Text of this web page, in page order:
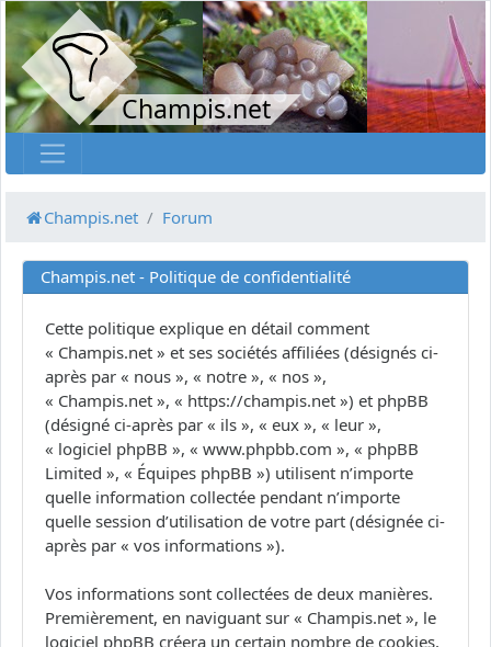
Champis.net
Champis.net Forum
Champis.net - Politique de confidentialité
Cette politique explique en détail comment
« Champis.net » et ses sociétés affiliées (désignés ci-
après par « nous », « notre », « nos »,
« Champis.net », « https://champis.net ») et phpBB
(désigné ci-après par « ils », « eux », « leur »,
« logiciel phpBB », « www.phpbb.com », « phpBB
Limited », « Équipes phpBB ») utilisent n’importe
quelle information collectée pendant n’importe
quelle session d’utilisation de votre part (désignée ci-
après par « vos informations »).
Vos informations sont collectées de deux manières.
Premièrement, en naviguant sur « Champis.net », le
logiciel phpBB créera un certain nombre de cookies,